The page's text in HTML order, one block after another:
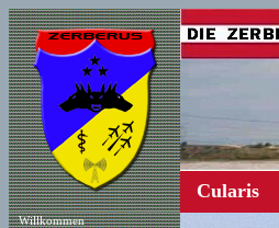
Willkommen
Cularis